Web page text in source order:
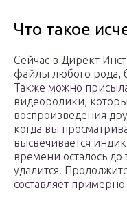
Что такое
Сейчас в Директ
файлы любого рода,
Также можно
видеоролики,
воспроизведения
когда вы
высвечивается
времени осталось до
удалится.
составляет примерно